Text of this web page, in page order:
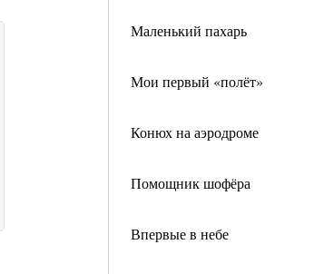
Маленький пахарь
Мои первый «полёт»
Конюх на аэродроме
Помощник шофёра
Впервые в небе